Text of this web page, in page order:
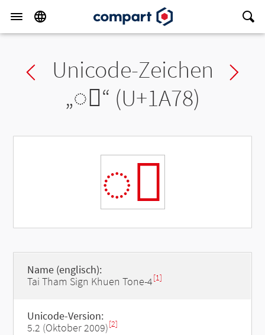
Previous char
Unicode-Zeichen
„◌᩸“ (U+1A78)
◌᩸
Name (englisch):
Tai Tham Sign Khuen Tone-4[1]
Unicode-Version:
5.2 (Oktober 2009)[2]